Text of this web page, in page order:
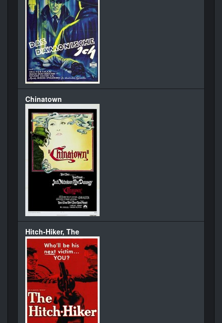
Chinatown
Hitch-Hiker, The